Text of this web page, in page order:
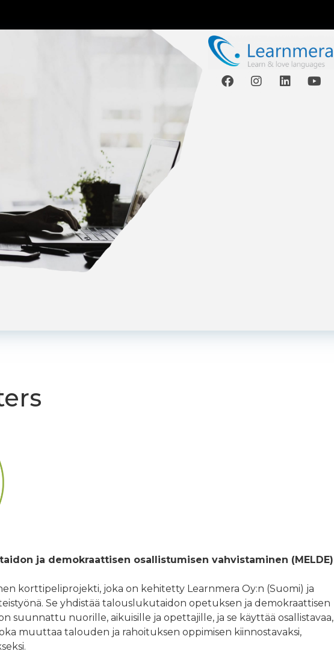
ja demokraattisen osallistumisen vahvistaminen (MELDE)
korttipeliprojekti, joka on kehitetty Learnmera Oy:n (Suomi) ja
Se yhdistää talouslukutaidon opetuksen ja demokraattisen
suunnattu nuorille, aikuisille ja opettajille, ja se käyttää osallistavaa,
muuttaa talouden ja rahoituksen oppimisen kiinnostavaksi,